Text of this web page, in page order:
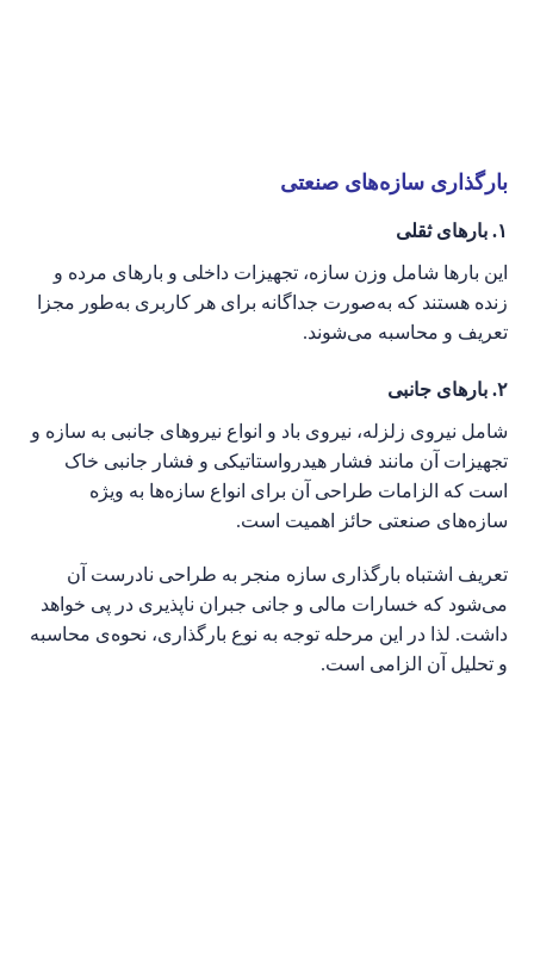
بارگذاری سازه‌های صنعتی
۱. بارهای ثقلی
این بارها شامل وزن سازه، تجهیزات داخلی و بارهای مرده و
زنده هستند که به‌صورت جداگانه برای هر کاربری به‌طور مجزا
تعریف و محاسبه می‌شوند.
۲. بارهای جانبی
شامل نیروی زلزله، نیروی باد و انواع نیروهای جانبی به سازه و
تجهیزات آن مانند فشار هیدرواستاتیکی و فشار جانبی خاک
است که الزامات طراحی آن برای انواع سازه‌ها به ویژه
سازه‌های صنعتی حائز اهمیت است.
تعریف اشتباه بارگذاری سازه منجر به طراحی نادرست آن
می‌شود که خسارات مالی و جانی جبران ناپذیری در پی خواهد
داشت. لذا در این مرحله توجه به نوع بارگذاری، نحوه‌ی محاسبه
و تحلیل آن الزامی است.